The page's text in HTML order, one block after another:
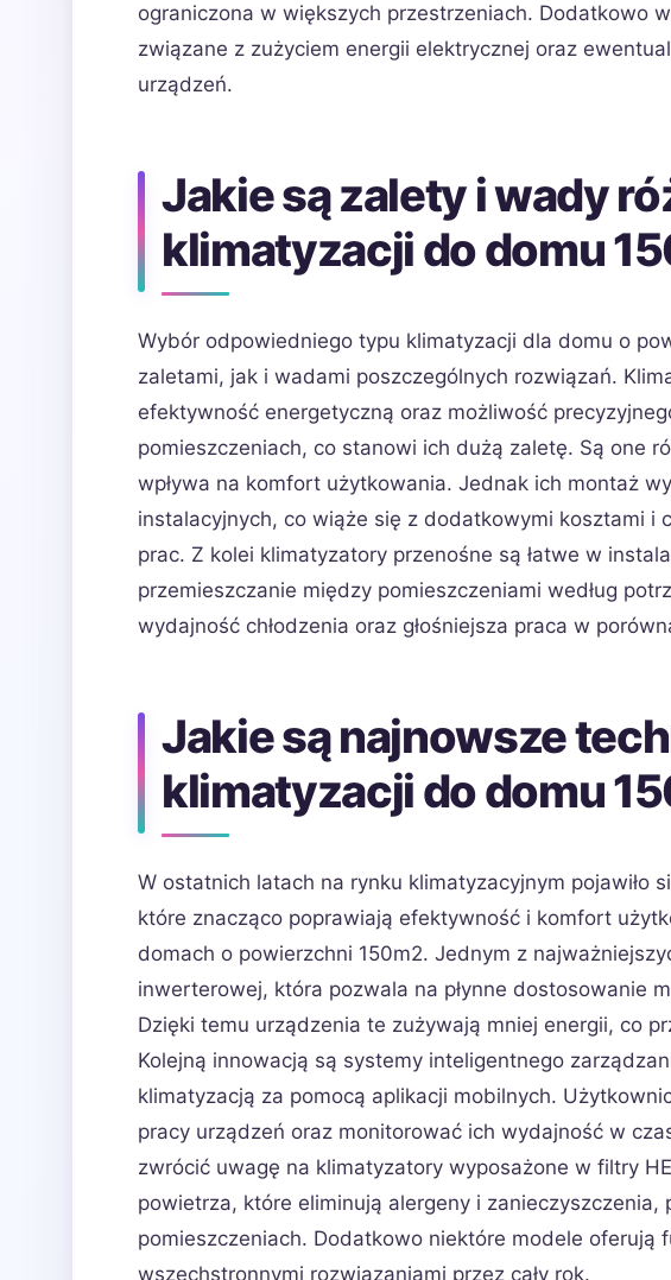
ograniczona w większych przestrzeniach. Dodatkowo
związane z zużyciem energii elektrycznej oraz
urządzeń.
Jakie są zalety i wady
klimatyzacji do domu
Wybór odpowiedniego typu klimatyzacji dla domu o
zaletami, jak i wadami poszczególnych rozwiązań.
efektywność energetyczną oraz możliwość
pomieszczeniach, co stanowi ich dużą zaletę. Są one
wpływa na komfort użytkowania. Jednak ich montaż
instalacyjnych, co wiąże się z dodatkowymi kosztami i
prac. Z kolei klimatyzatory przenośne są łatwe w
przemieszczanie między pomieszczeniami według
wydajność chłodzenia oraz głośniejsza praca w
Jakie są najnowsze
klimatyzacji do domu
W ostatnich latach na rynku klimatyzacyjnym pojawiło
które znacząco poprawiają efektywność i komfort
domach o powierzchni 150m2. Jednym z
inwerterowej, która pozwala na płynne dostosowanie
Dzięki temu urządzenia te zużywają mniej energii, co
Kolejną innowacją są systemy inteligentnego
klimatyzacją za pomocą aplikacji mobilnych.
pracy urządzeń oraz monitorować ich wydajność w
zwrócić uwagę na klimatyzatory wyposażone w filtry
powietrza, które eliminują alergeny i
pomieszczeniach. Dodatkowo niektóre modele oferują
wszechstronnymi rozwiązaniami przez cały rok.